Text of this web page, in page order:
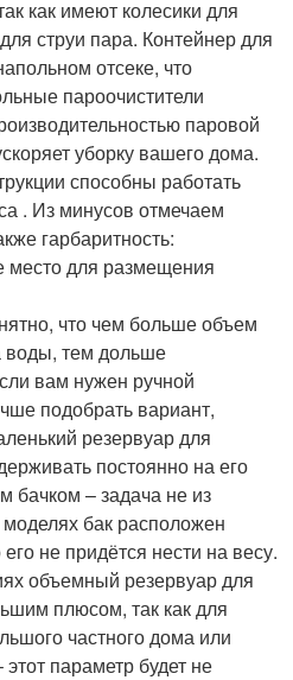
как имеют колесики для
струи пара. Контейнер для
отсеке, что
пароочистители
паровой
уборку вашего дома.
способны работать
. Из минусов отмечаем
гарбаритность:
место для размещения
что чем больше объем
воды, тем дольше
вам нужен ручной
подобрать вариант,
резервуар для
постоянно на его
бачком – задача не из
бак расположен
его не придётся нести на весу.
объемный резервуар для
плюсом, так как для
частного дома или
параметр будет не